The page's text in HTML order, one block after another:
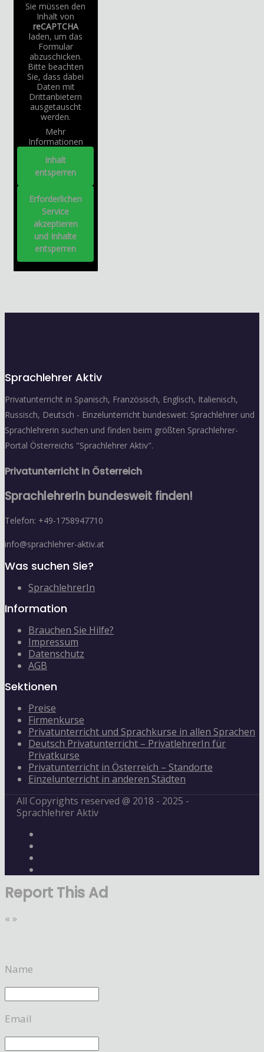
Sie müssen den
Inhalt von
reCAPTCHA
laden, um das
Formular
abzuschicken.
Bitte beachten
Sie, dass dabei
Daten mit
Drittanbietern
ausgetauscht
werden.
Mehr
Informationen
Inhalt
entsperren
Erforderlichen
Service
akzeptieren
und Inhalte
entsperren
Sprachlehrer Aktiv
Privatunterricht in Spanisch, Französisch, Englisch, Italienisch,
Russisch, Deutsch - Einzelunterricht bundesweit: Sprachlehrer und
Sprachlehrerin suchen und finden beim größten Sprachlehrer-
Portal Österreichs "Sprachlehrer Aktiv".
Privatunterricht in Österreich
SprachlehrerIn bundesweit finden!
Telefon: +49-1758947710
info@sprachlehrer-aktiv.at
Was suchen Sie?
SprachlehrerIn
Information
Brauchen Sie Hilfe?
Impressum
Datenschutz
AGB
Sektionen
Preise
Firmenkurse
Privatunterricht und Sprachkurse in allen Sprachen
Deutsch Privatunterricht – PrivatlehrerIn für
Privatkurse
Privatunterricht in Österreich – Standorte
Einzelunterricht in anderen Städten
All Copyrights reserved @ 2018 - 2025 -
Sprachlehrer Aktiv
Report This Ad
« »
Name
Email